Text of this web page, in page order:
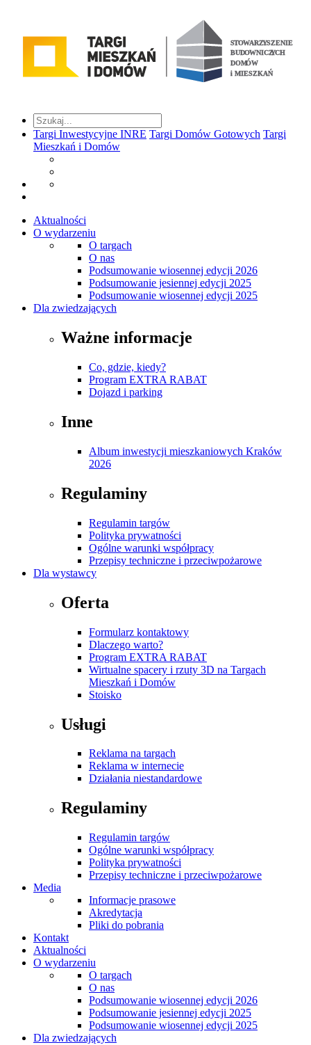
Targi Inwestycyjne INRE Targi Domów Gotowych Targi
Mieszkań i Domów
Aktualności
O wydarzeniu
O targach
O nas
Podsumowanie wiosennej edycji 2026
Podsumowanie jesiennej edycji 2025
Podsumowanie wiosennej edycji 2025
Dla zwiedzających
Ważne informacje
Co, gdzie, kiedy?
Program EXTRA RABAT
Dojazd i parking
Inne
Album inwestycji mieszkaniowych Kraków
2026
Regulaminy
Regulamin targów
Polityka prywatności
Ogólne warunki współpracy
Przepisy techniczne i przeciwpożarowe
Dla wystawcy
Oferta
Formularz kontaktowy
Dlaczego warto?
Program EXTRA RABAT
Wirtualne spacery i rzuty 3D na Targach
Mieszkań i Domów
Stoisko
Usługi
Reklama na targach
Reklama w internecie
Działania niestandardowe
Regulaminy
Regulamin targów
Ogólne warunki współpracy
Polityka prywatności
Przepisy techniczne i przeciwpożarowe
Media
Informacje prasowe
Akredytacja
Pliki do pobrania
Kontakt
Aktualności
O wydarzeniu
O targach
O nas
Podsumowanie wiosennej edycji 2026
Podsumowanie jesiennej edycji 2025
Podsumowanie wiosennej edycji 2025
Dla zwiedzających